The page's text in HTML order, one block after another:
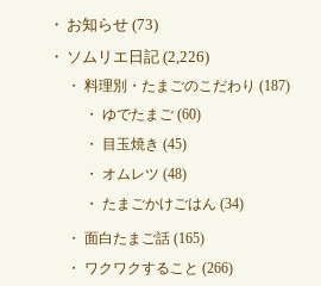
お知らせ(73)
ソムリエ日記(2,226)
料理別・たまごのこだわり (187)
ゆでたまご(60)
目玉焼き (45)
オムレツ (48)
たまごかけごはん (34)
面白たまご話(165)
ワクワクすること (266)